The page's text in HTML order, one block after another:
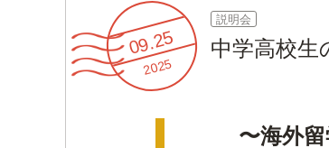
説明会
中学高校生
09.25
2025
〜海外